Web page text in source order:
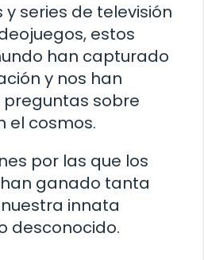
series de televisión
estos
han capturado
y nos han
sobre
el cosmos.
por las que los
ganado tanta
innata
desconocido.